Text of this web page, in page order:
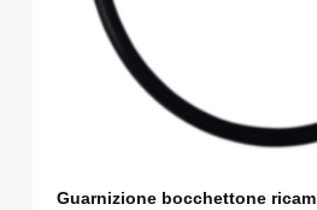
Guarnizione bocchettone